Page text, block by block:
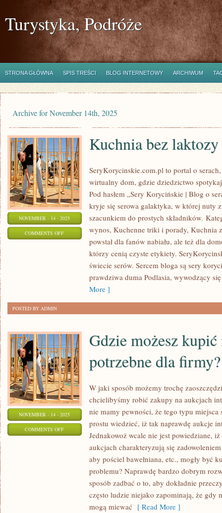
Turystyka, Podróże
STRONA GŁÓWNA SPIS TREŚCI BLOG INTERNETOWY ARCHIWUM
Archive for November 14th, 2025
NOVEMBER - 14 - 2025
COMMENTS OFFON
Kuchnia bez
SeryKorycinskie.com.pl to portal o
wirtualny dom, gdzie dziedzictwo
Pod hasłem „Sery Korycińskie | Blog o
kryje się serowa galaktyka, w której nuty
szacunkiem do prostych składników.
wynos, Kuchenne triki i porady, Kuchnia
powstał dla fanów nabiału, ale też dla
którzy cenią czyste etykiety.
świecie serów. Sercem bloga są sery
prawdziwa duma Podlasia, wywodzący
More ]
POSTED BY ADMIN
NOVEMBER - 14 - 2025
COMMENTS OFFON
Gdzie możesz kupić
potrzebne dla firmy?
W jaki sposób możemy trochę
chcielibyśmy robić zakupy na aukcjach
nie mamy pewności, że tego typu
prostu wiedzieć, iż tak naprawdę aukcje
Jednakowoż wcale nie jest powiedziane,
aukcjach charakteryzują się
aby pościel bawełniana, etc., mogły być
problemu? Naprawdę bardzo dobrym
sposób zadbać o to, aby dokładnie
często ludzie niejako zapominają, że gdy
mogą miewać [ Read More ]